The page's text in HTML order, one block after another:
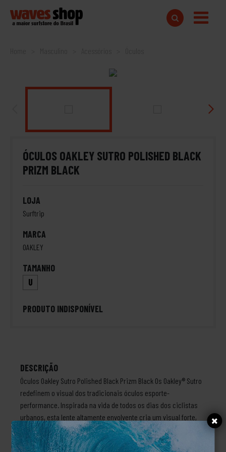
Home
ÓCULOS OAKLEY SUTRO POLISHED BLACK
PRIZM BLACK
LOJA
Surftrip
MARCA
OAKLEY
TAMANHO
U
PRODUTO INDISPONÍVEL
DESCRIÇÃO
Óculos Oakley Sutro Polished Black Prizm Black Os Oakley® Sutro
redefinem o visual dos tradicionais óculos esporte-
performance. Inspirada na vida de todos os dias dos ciclistas
urbanos, esta lente altamente envolvente cria um visual forte,
versátil e protege contra os elementos naturais, enfatizando a
visão com a tecnologia Prizm™. Além disso, é fonte de